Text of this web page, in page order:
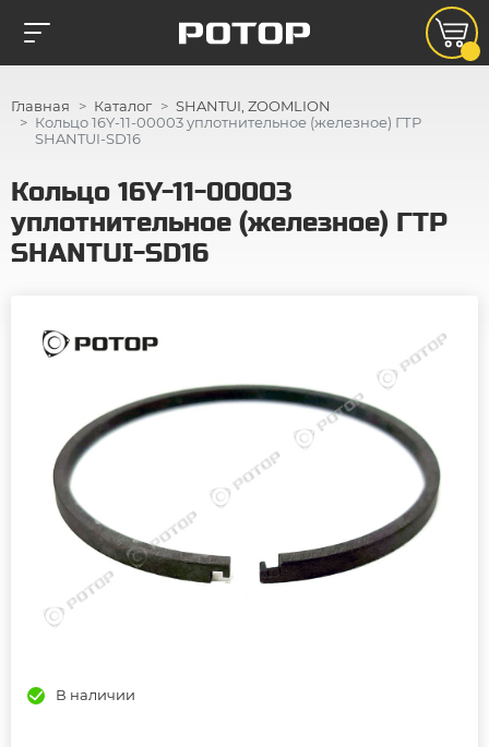
Главная Каталог
SHANTUI, ZOOMLION
Кольцо 16Y-11-00003 уплотнительное (железное) ГТР
SHANTUI-SD16
Кольцо 16Y-11-00003
уплотнительное (железное) ГТР
SHANTUI-SD16
В наличии